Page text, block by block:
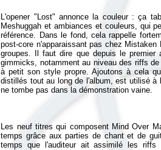
L'opener "Lost" annonce la couleur : ça
Meshuggah et ambiances et couleurs, qui
référence. Dans le fond, cela rappelle
post-core n'apparaissant pas chez
groupes. Il faut dire que depuis le premier
gimmicks, notamment au niveau des riffs
à petit son style propre. Ajoutons à cela
distillés tout au long de l'album, est utilisé
Les neuf titres qui composent Mind Over
temps grâce aux parties de chant et de
temps que l'auditeur ait assimilé les riffs